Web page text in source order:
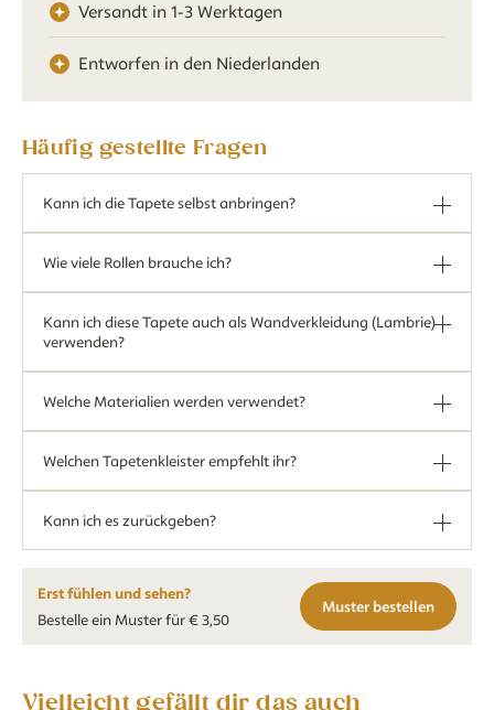
Versandt in 1-3 Werktagen
Entworfen in den Niederlanden
Häufig gestellte Fragen
Kann ich die Tapete selbst anbringen?
Wie viele Rollen brauche ich?
Kann ich diese Tapete auch als Wandverkleidung (Lambrie)
verwenden?
Welche Materialien werden verwendet?
Welchen Tapetenkleister empfehlt ihr?
Kann ich es zurückgeben?
Erst fühlen und sehen?
Bestelle ein Muster für € 3,50
Muster bestellen
Vielleicht gefällt dir das auch